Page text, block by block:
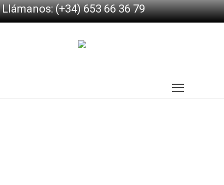
Llámanos: (+34) 653 66 36 79